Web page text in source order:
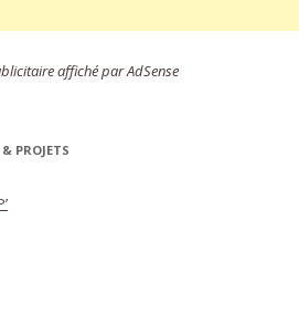
affiché par AdSense
& PROJETS